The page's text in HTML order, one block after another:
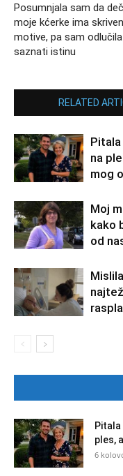
Posumnjala sam da
moje kćerke ima
motive, pa sam odlučila
saznati istinu
RELATED
na
mog
Moj
kako
od
ples,
6